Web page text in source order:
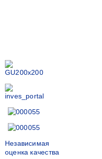
Независимая
оценка качества